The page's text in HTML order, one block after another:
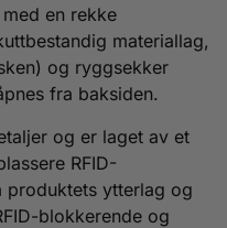
en rekke
materiallag,
og ryggsekker
fra baksiden.
og er laget av et
RFID-
produktets ytterlag og
blokkerende og